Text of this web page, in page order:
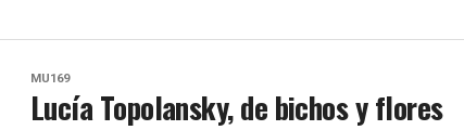
MU169
Lucía Topolansky, de bichos y flores